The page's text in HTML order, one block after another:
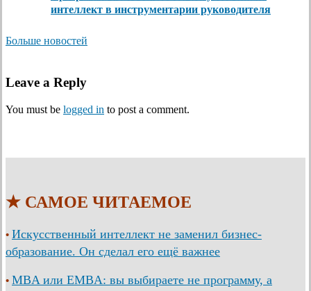
интеллект в инструментарии руководителя
Больше новостей
Leave a Reply
You must be logged in to post a comment.
★ САМОЕ ЧИТАЕМОЕ
• Искусственный интеллект не заменил бизнес-
образование. Он сделал его ещё важнее
• MBA или EMBA: вы выбираете не программу, а